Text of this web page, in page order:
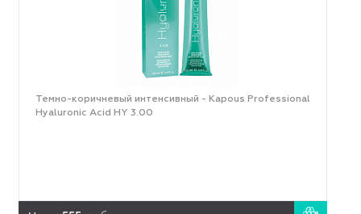
Темно-коричневый интенсивный - Kapous Professional
Hyaluronic Acid HY 3.00